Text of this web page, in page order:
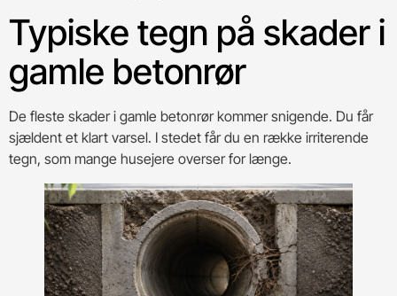
Typiske tegn på skader i
gamle betonrør
De fleste skader i gamle betonrør kommer snigende. Du får
sjældent et klart varsel. I stedet får du en række irriterende
tegn, som mange husejere overser for længe.